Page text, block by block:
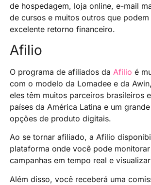
de hospedagem, loja online, e-mail
de cursos e muitos outros que podem
excelente retorno financeiro.
Afilio
O programa de afiliados da Afilio é
com o modelo da Lomadee e da
eles têm muitos parceiros brasileiros
países da América Latina e um
opções de produto digitais.
Ao se tornar afiliado, a Afilio
plataforma onde você pode monitorar
campanhas em tempo real e
Além disso, você receberá uma